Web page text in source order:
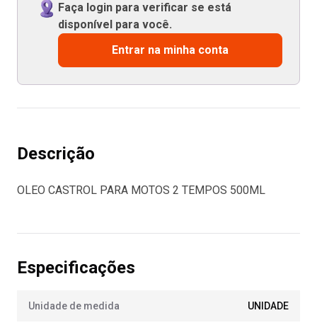
Faça login para verificar se está
disponível para você.
Entrar na minha conta
Descrição
OLEO CASTROL PARA MOTOS 2 TEMPOS 500ML
Especificações
Unidade de medida UNIDADE